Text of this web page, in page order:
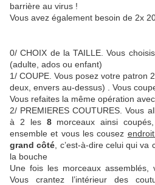
barrière au virus !
Vous avez également besoin de 2x
0/ CHOIX de la TAILLE. Vous
(adulte, ados ou enfant)
1/ COUPE. Vous posez votre patron
deux, envers au-dessus) . Vous
Vous refaites la même opération
2/ PREMIERES COUTURES. Vous
à 2 les 8morceaux ainsi
ensemble et vous les cousez
grand côté , c’est-à-dire celui qui
la bouche
Une fois les morceaux
Vous crantez l’intérieur des